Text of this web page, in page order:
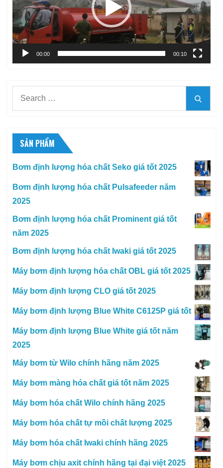
00:00 00:10
SẢN PHẨM
Bơm định lượng hóa chất Seko giá tốt 2025
Bơm định lượng hóa chất Pulsafeeder năm
2025
Bơm định lượng hóa chất Prominent giá tốt
năm 2025
Bơm định lượng hóa chất Iwaki giá tốt 2025
Máy bơm định lượng hóa chất OBL giá tốt 2025
Máy bơm định lượng CLO giá tốt 2025
Máy bơm định lượng Blue White C6125P giá tốt
Máy bơm định lượng Blue White giá tốt năm
2025
Máy bơm từ Wilo chính hãng năm 2025
Máy bơm màng hóa chất giá tốt năm 2025
Máy bơm hóa chất Wilo chính hãng 2025
Máy bơm hóa chất tự mồi chất lượng 2025
Máy bơm hóa chất Iwaki chính hãng 2025
Máy bơm chịu axit chính hãng tại đại việt 2025